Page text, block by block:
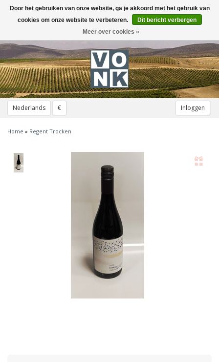
Nederlands € Inloggen
Toggle
navigation
Home » Regent Trocken
Door het gebruiken van onze website, ga je akkoord met het gebruik van
cookies om onze website te verbeteren.
Dit bericht verbergen
Meer over cookies »